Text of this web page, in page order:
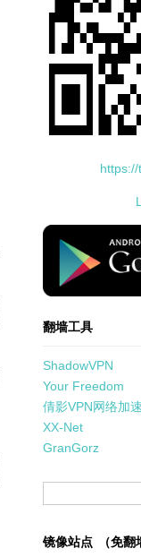
https://
standard-
翻墙工具
ShadowVPN
Your Freedom
倩影VPN网络加
XX-Net
GranGorz
镜像站点 （免翻